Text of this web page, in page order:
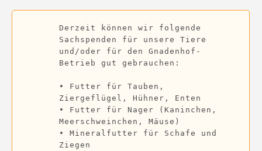
Derzeit können wir folgende
Sachspenden für unsere Tiere
und/oder für den Gnadenhof-
Betrieb gut gebrauchen:
• Futter für Tauben,
Ziergeflügel, Hühner, Enten
• Futter für Nager (Kaninchen,
Meerschweinchen, Mäuse)
• Mineralfutter für Schafe und
Ziegen